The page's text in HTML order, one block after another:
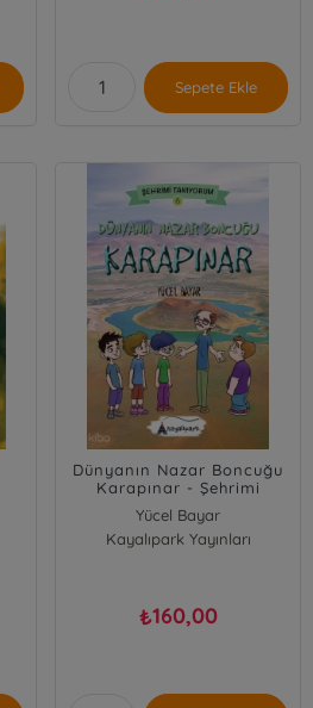
Sepete Ekle
Dünyanın Nazar Boncuğu
Karapınar - Şehrimi
Tanıyorum 6
Yücel Bayar
Kayalıpark Yayınları
₺160,00